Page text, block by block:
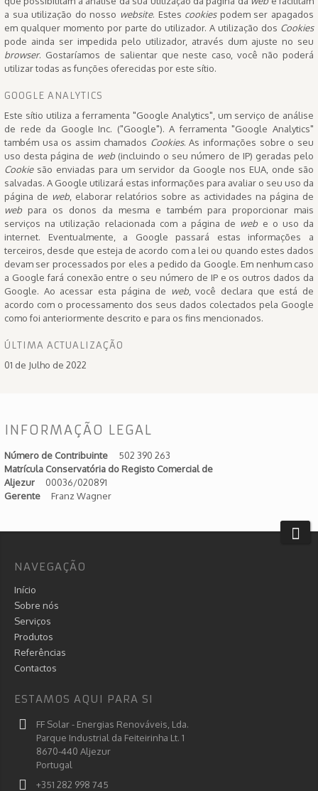
a sua utilização do nosso website. Estes cookiespodem ser apagados
em qualquer momento por parte do utilizador. A utilização dos Cookies
pode ainda ser impedida pelo utilizador, através dum ajuste no seu
browser. Gostaríamos de salientar que neste caso, você não poderá
utilizar todas as funções oferecidas por este sítio.
GOOGLE ANALYTICS
Este sítio utiliza a ferramenta "Google Analytics", um serviço de análise
de rede da Google Inc. ("Google"). A ferramenta "Google Analytics"
também usa os assim chamados Cookies. As informações sobre o seu
uso desta página de web(incluindo o seu número de IP) geradas pelo
Cookiesão enviadas para um servidor da Google nos EUA, onde são
salvadas. A Google utilizará estas informações para avaliar o seu uso da
página de web , elaborar relatórios sobre as actividades na página de
web para os donos da mesma e também para proporcionar mais
serviços na utilização relacionada com a página de web e o uso da
internet. Eventualmente, a Google passará estas informações a
terceiros, desde que esteja de acordo com a lei ou quando estes dados
devam ser processados por eles a pedido da Google. Em nenhum caso
a Google fará conexão entre o seu número de IP e os outros dados da
Google. Ao acessar esta página de
web, você declara que está de
acordo com o processamento dos seus dados colectados pela Google
como foi anteriormente descrito e para os fins mencionados.
ÚLTIMA ACTUALIZAÇÃO
01 de Julho de 2022
INFORMAÇÃO LEGAL
Número de Contribuinte 502 390 263
Matrícula Conservatória do Registo Comercial de
Aljezur 00036/020891
Gerente Franz Wagner
NAVEGAÇÃO
Início
Sobre nós
Serviços
Produtos
Referências
Contactos
ESTAMOS AQUI PARA SI
FF Solar - Energias Renováveis, Lda.
Parque Industrial da Feiteirinha Lt. 1
8670-440 Aljezur
Portugal
+351 282 998 745